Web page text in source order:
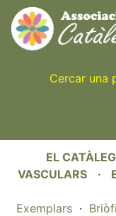
Cercar una
EL CATÀLEG
VASCULARS ·
Exemplars·